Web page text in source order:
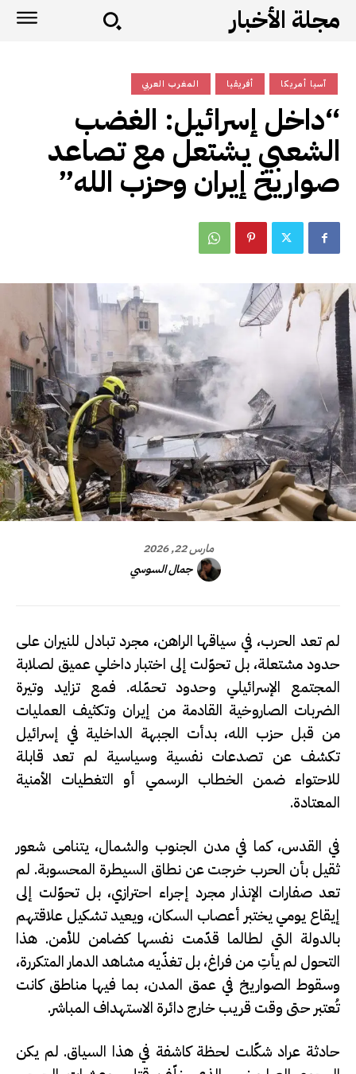
مجلة الأخبار
آسيا أمريكا أفريقيا المغرب العربي
“داخل إسرائيل: الغضب
الشعبي يشتعل مع تصاعد
صواريخ إيران وحزب الله”
مارس 22, 2026
جمال السوسي
لم تعد الحرب، في سياقها الراهن، مجرد تبادل للنيران على
حدود مشتعلة، بل تحوّلت إلى اختبار داخلي عميق لصلابة
المجتمع الإسرائيلي وحدود تحمّله. فمع تزايد وتيرة
الضربات الصاروخية القادمة من إيران وتكثيف العمليات
من قبل حزب الله، بدأت الجبهة الداخلية في إسرائيل
تكشف عن تصدعات نفسية وسياسية لم تعد قابلة
للاحتواء ضمن الخطاب الرسمي أو التغطيات الأمنية
المعتادة.
في القدس، كما في مدن الجنوب والشمال، يتنامى شعور
ثقيل بأن الحرب خرجت عن نطاق السيطرة المحسوبة. لم
تعد صفارات الإنذار مجرد إجراء احترازي، بل تحوّلت إلى
إيقاع يومي يختبر أعصاب السكان، ويعيد تشكيل علاقتهم
بالدولة التي لطالما قدّمت نفسها كضامن للأمن. هذا
التحول لم يأتِ من فراغ، بل تغذّيه مشاهد الدمار المتكررة،
وسقوط الصواريخ في عمق المدن، بما فيها مناطق كانت
تُعتبر حتى وقت قريب خارج دائرة الاستهداف المباشر.
حادثة عراد شكّلت لحظة كاشفة في هذا السياق. لم يكن